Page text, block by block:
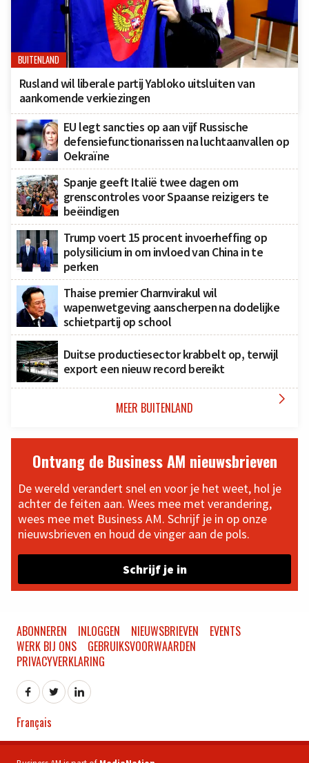
BUITENLAND
Rusland wil liberale partij Yabloko uitsluiten van
aankomende verkiezingen
EU legt sancties op aan vijf Russische
defensiefunctionarissen na luchtaanvallen op
Oekraïne
Spanje geeft Italië twee dagen om
grenscontroles voor Spaanse reizigers te
beëindigen
Trump voert 15 procent invoerheffing op
polysilicium in om invloed van China in te
perken
Thaise premier Charnvirakul wil
wapenwetgeving aanscherpen na dodelijke
schietpartij op school
Duitse productiesector krabbelt op, terwijl
export een nieuw record bereikt
MEER BUITENLAND 
Ontvang de Business AM nieuwsbrieven
De wereld verandert snel en voor je het weet, hol je
achter de feiten aan. Wees mee met verandering,
wees mee met Business AM. Schrijf je in op onze
nieuwsbrieven en houd de vinger aan de pols.
Schrijf je in
ABONNEREN INLOGGEN NIEUWSBRIEVEN
EVENTS
WERK BIJ ONS
GEBRUIKSVOORWAARDEN
PRIVACYVERKLARING
Français